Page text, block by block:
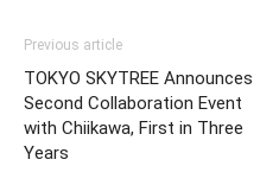
Previous article
TOKYO SKYTREE Announces
Second Collaboration Event
with Chiikawa, First in Three
Years